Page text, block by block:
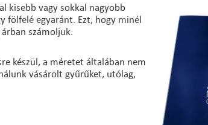
kisebb vagy sokkal nagyobb
fölfelé egyaránt. Ezt, hogy minél
számoljuk.
készül, a méretet általában nem
vásárolt gyűrűket, utólag,